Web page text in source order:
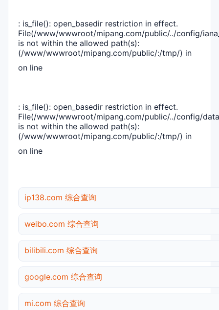
: is_file(): open_basedir restriction in effect.
File(/www/wwwroot/mipang.com/public/../config/
is not within the allowed path(s):
(/www/wwwroot/mipang.com/public/:/tmp/) in
on line
: is_file(): open_basedir restriction in effect.
File(/www/wwwroot/mipang.com/public/../config/
is not within the allowed path(s):
(/www/wwwroot/mipang.com/public/:/tmp/) in
on line
ip138.com 综合查询
weibo.com 综合查询
bilibili.com 综合查询
google.com 综合查询
mi.com 综合查询